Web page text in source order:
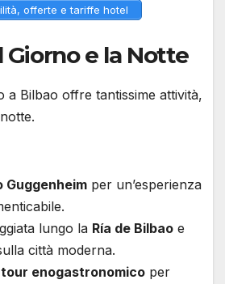
offerte e tariffe hotel
Giorno e la Notte
a Bilbao offre tantissime attività,
Guggenheim per un’esperienza
lungo la Ría de Bilbao e
città moderna.
tour enogastronomico per